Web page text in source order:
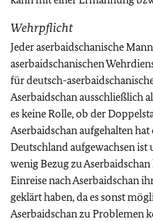
Wehrpflicht
Jeder aserbaidschanische
aserbaidschanischen
für deutsch-
Aserbaidschan ausschließlich
es keine Rolle, ob der
Aserbaidschan aufgehalten
Deutschland aufgewachsen ist
wenig Bezug zu
Einreise nach Aserbaidschan
geklärt haben, da es sonst
Aserbaidschan zu Problemen